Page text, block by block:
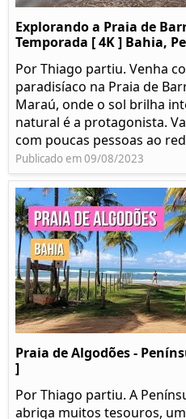
Explorando a Praia de
Temporada [ 4K ] Bahia,
Por Thiago partiu. Venha
paradisíaco na Praia de
Maraú, onde o sol brilha
natural é a protagonista.
com poucas pessoas ao
Publicado em 09/08/2023
Praia de Algodões -
]
Por Thiago partiu. A
abriga muitos tesouros,